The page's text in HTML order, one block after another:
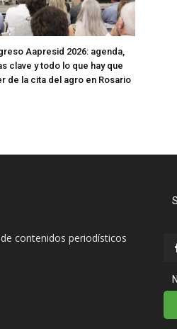
Aapresid 2026: agenda,
clave y todo lo que hay que
de la cita del agro en Rosario
contenidos periodísticos